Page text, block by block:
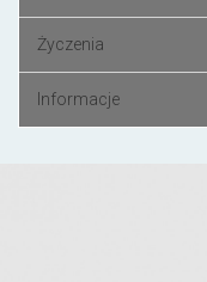
Życzenia
Informacje